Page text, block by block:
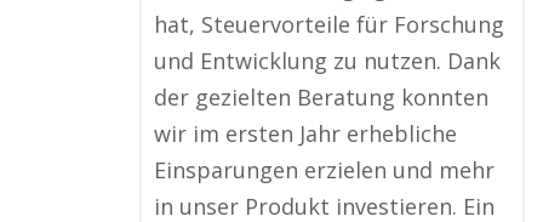
hat, Steuervorteile für Forschung
und Entwicklung zu nutzen. Dank
der gezielten Beratung konnten
wir im ersten Jahr erhebliche
Einsparungen erzielen und mehr
in unser Produkt investieren. Ein